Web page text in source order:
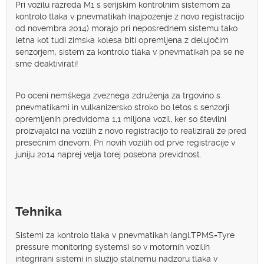
Pri vozilu razreda M1 s serijskim kontrolnim sistemom za
kontrolo tlaka v pnevmatikah (najpozenje z novo registracijo
od novembra 2014) morajo pri neposrednem sistemu tako
letna kot tudi zimska kolesa biti opremljena z delujočim
senzorjem, sistem za kontrolo tlaka v pnevmatikah pa se ne
sme deaktivirati!
Po oceni nemškega zveznega združenja za trgovino s
pnevmatikami in vulkanizersko stroko bo letos s senzorji
opremljenih predvidoma 1,1 miljona vozil, ker so številni
proizvajalci na vozilih z novo registracijo to realizirali že pred
presečnim dnevom. Pri novih vozilih od prve registracije v
juniju 2014 naprej velja torej posebna previdnost.
Tehnika
Sistemi za kontrolo tlaka v pnevmatikah (angl.TPMS=Tyre
pressure monitoring systems) so v motornih vozilih
integrirani sistemi in služijo stalnemu nadzoru tlaka v